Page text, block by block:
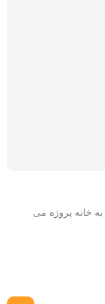
خانه پروژه می